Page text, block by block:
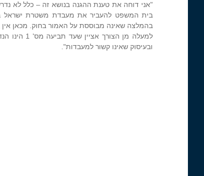
"אני דוחה את טענת ההגנה בנושא זה – כלל לא
בית המשפט להעביר את מעבדת משטרת ישראל
בהמלצה שאינה מבוססת על האמור בחוק. מכאן אין
למעלה מן
ובעיסוק שאינו קשור למעבדות".